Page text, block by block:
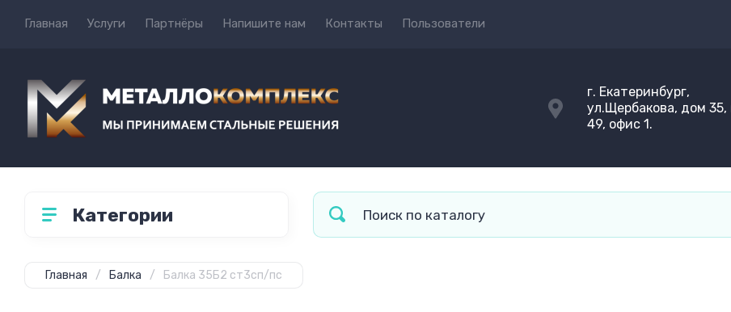
Главная Услуги Партнёры Напишите нам Контакты Пользователи
г. Екатеринбург,
ул.Щербакова, дом 35,
49, офис 1.
Категории
Главная / Балка / Балка 35Б2 ст3сп/пс